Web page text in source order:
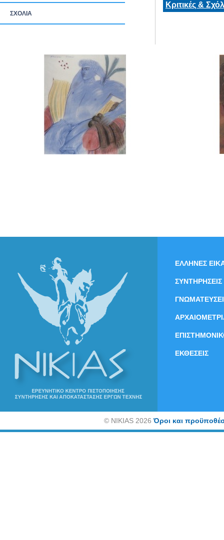
ΣΧΟΛΙΑ
Κριτικές &
ΕΛΛΗΝΕΣ
ΣΥΝΤΗΡΗΣΕΙΣ
ΕΚΘΕΣΕΙΣ
©NIKIAS 2026Όροι και